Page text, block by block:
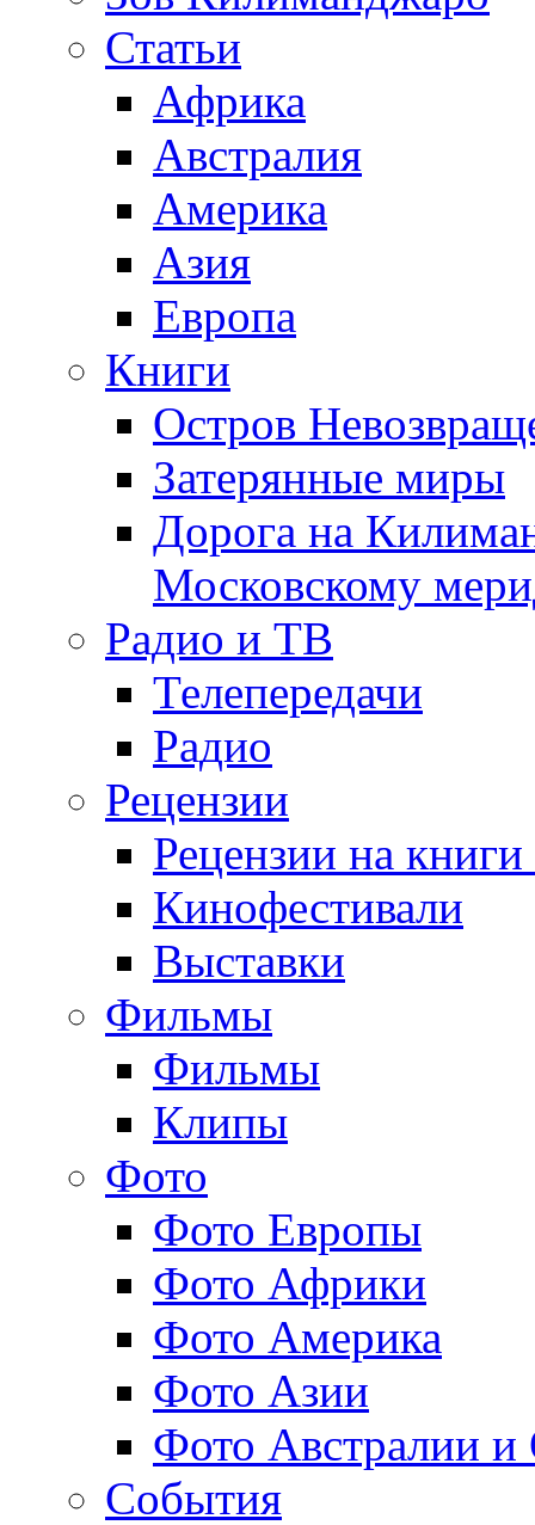
Статьи
Африка
Австралия
Америка
Азия
Европа
Книги
Остров
Затерянные миры
Дорога на
Московскому
Радио и ТВ
Телепередачи
Радио
Рецензии
Рецензии на
Кинофестивали
Выставки
Фильмы
Фильмы
Клипы
Фото
Фото Европы
Фото Африки
Фото Америка
Фото Азии
Фото Австралии и
События